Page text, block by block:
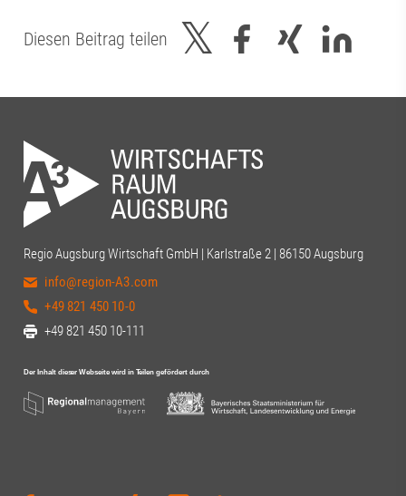
Diesen Beitrag teilen
Regio Augsburg Wirtschaft GmbH | Karlstraße 2 | 86150 Augsburg
info@region-A3.com
+49 821 450 10-0
+49 821 450 10-111